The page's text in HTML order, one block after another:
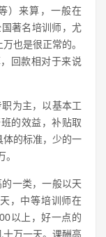
）来算，一般在
著名培训师，尤
也是很正常的。
回款相对于来说
为主，以基本工
的效益，补贴取
体的标准，少的一
一类，一般以天
，中等培训师在
以上，好一点的
万一天。课酬高